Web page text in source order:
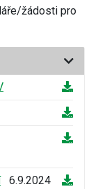
žádosti pro
6.9.2024